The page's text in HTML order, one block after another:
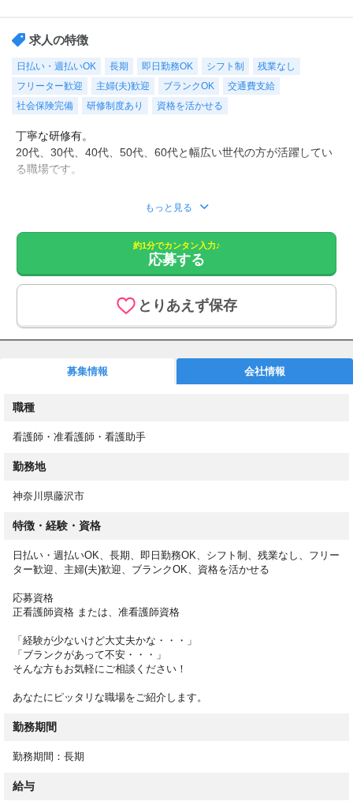
②9時00分～18時00分（休憩1時間）
【休日・休暇】
平日のみ、日勤のみ、週2日・・・などご希望をお聞かせくださ
もちろん週5日フルタイムも大歓迎！
シフトも選べるので、あなたに合った働き方をご提案します！
求人の特徴
日払い・週払いOK 長期 即日勤務OK シフト制
残業なし
フリーター歓迎
主婦(夫)歓迎 ブランクOK
交通費支給
社会保険完備
研修制度あり 資格を活かせる
丁寧な研修有。
20代、30代、40代、50代、60代と幅広い世代の方が活躍してい
る職場です。
応募をいただきましたら、こちらより追ってご連絡させていただ
1. 応募フォームからご応募
2. もしくはお電話にてお問い合わせください。
あなたのスキルを必要としている職場があります！
最短3日でお仕事開始！
高収入&働きやすさ重視のお仕事探し
週2日～/平日のみOK/日勤のみ/残業なし/即日勤務OK
介護施設やクリニックでの看護業務
※介護と看護のお仕事は分かれています。
具体的には・・・
・入居者の健康管理やバイタルチェック
・医師の指示による医療行為、受診の付き添い
など
ミスマッチのない転職を実現するために、サポートいたします。
もっと見る
とりあえず保存
約1分でカンタン入力♪
応募する
募集情報 会社情報
職種
看護師・准看護師・看護助手
勤務地
神奈川県藤沢市
特徴・経験・資格
日払い・週払いOK、長期、即日勤務OK、シフト制、残業なし、フリー
ター歓迎、主婦(夫)歓迎、ブランクOK、資格を活かせる
応募資格
正看護師資格 または、准看護師資格
「経験が少ないけど大丈夫かな・・・」
「ブランクがあって不安・・・」
そんな方もお気軽にご相談ください！
あなたにピッタリな職場をご紹介します。
勤務期間
勤務期間：長期
給与